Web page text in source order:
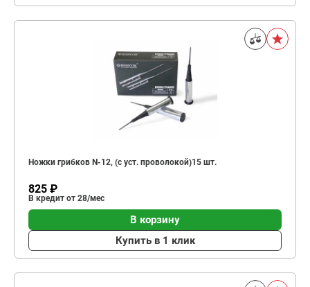
Ножки грибков N-12, (с уст. проволокой)15 шт.
825 ₽
В кредит от 28/мес
В корзину
Купить в 1 клик